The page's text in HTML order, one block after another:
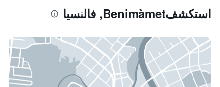
استكشفBenimàmet, فالنسيا